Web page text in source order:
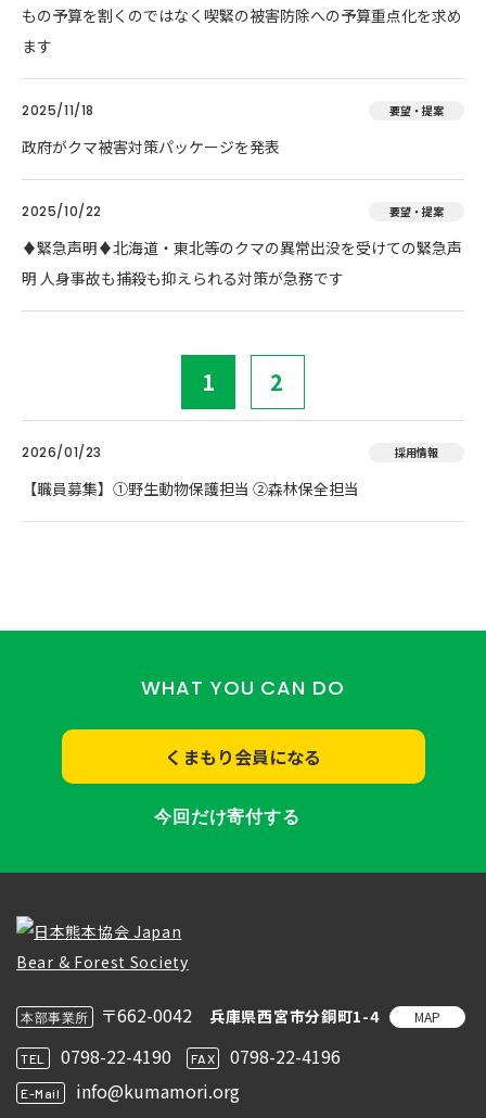
もの予算を割くのではなく喫緊の被害防除への予算重点化を求め
ます
2025/11/18 要望・提案
政府がクマ被害対策パッケージを発表
2025/10/22 要望・提案
♦️緊急声明♦️北海道・東北等のクマの異常出没を受けての緊急声
明 人身事故も捕殺も抑えられる対策が急務です
1 2
2026/01/23 採用情報
【職員募集】①野生動物保護担当 ②森林保全担当
WHAT YOU CAN DO
くまもり会員になる
今回だけ寄付する
本部事業所 〒662-0042 兵庫県西宮市分銅町1-4 MAP
TEL 0798-22-4190 FAX 0798-22-4196
E-Mail info@kumamori.org